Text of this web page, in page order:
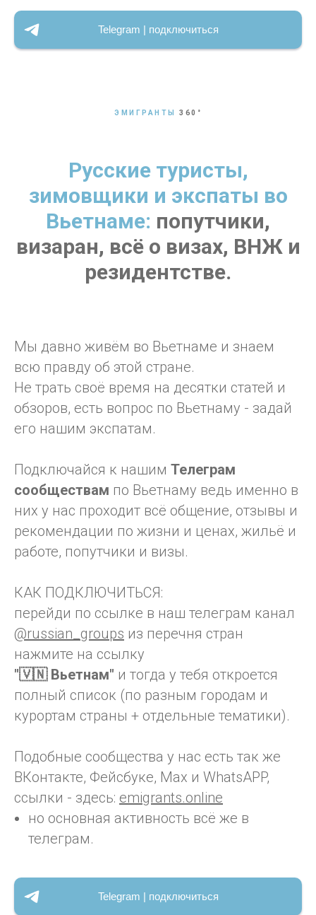
Telegram | подключиться
ЭМИГРАНТЫ 360 °
Русские туристы,
зимовщики и экспаты во
Вьетнаме: попутчики,
визаран, всё о визах, ВНЖ и
резидентстве.
Мы давно живём во Вьетнаме и знаем
всю правду об этой стране.
Не трать своё время на десятки статей и
обзоров, есть вопрос по Вьетнаму - задай
его нашим экспатам.
Подключайся к нашим Телеграм
сообществам по Вьетнаму ведь именно в
них у нас проходит всё общение, отзывы и
рекомендации по жизни и ценах, жильё и
работе, попутчики и визы.
КАК ПОДКЛЮЧИТЬСЯ:
перейди по ссылке в наш телеграм канал
@russian_groups из перечня стран
нажмите на ссылку
"🇻🇳 Вьетнам" и тогда у тебя откроется
полный список (по разным городам и
курортам страны + отдельные тематики).
Подобные сообщества у нас есть так же
ВКонтакте, Фейсбуке, Max и WhatsAPP,
ссылки - здесь: emigrants.online
но основная активность всё же в
телеграм.
Telegram | подключиться